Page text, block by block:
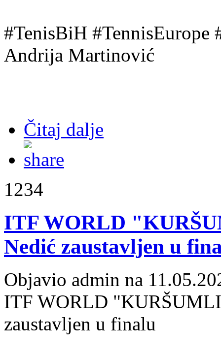
#TenisBiH
Andrija Martinović
Čitaj dalje
1234
ITF WORLD
Nedić zaustavljen u
Objavio admin na
ITF WORLD
zaustavljen u finalu